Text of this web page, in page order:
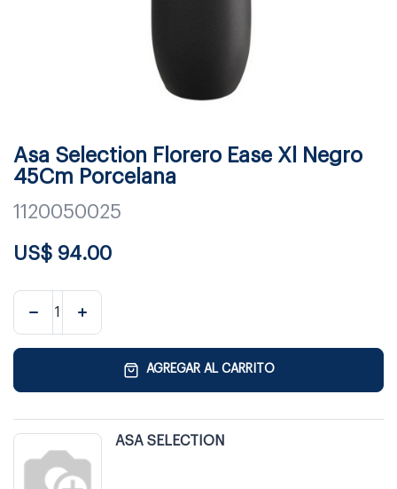
Asa Selection Florero Ease Xl Negro
45Cm Porcelana
1120050025
US$ 94.00
AGREGAR AL CARRITO
ASA SELECTION